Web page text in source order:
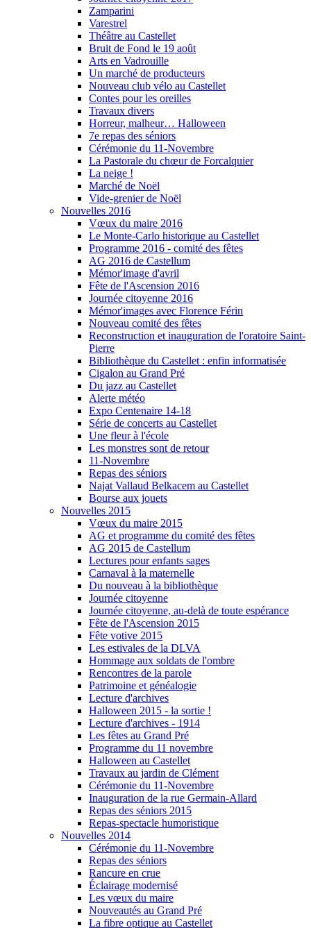
Zamparini
Varestrel
Théâtre au Castellet
Bruit de Fond le 19 août
Arts en Vadrouille
Un marché de producteurs
Nouveau club vélo au Castellet
Contes pour les oreilles
Travaux divers
Horreur, malheur… Halloween
7e repas des séniors
Cérémonie du 11-Novembre
La Pastorale du chœur de Forcalquier
La neige !
Marché de Noël
Vide-grenier de Noël
Nouvelles 2016
Vœux du maire 2016
Le Monte-Carlo historique au Castellet
Programme 2016 - comité des fêtes
AG 2016 de Castellum
Mémor'image d'avril
Fête de l'Ascension 2016
Journée citoyenne 2016
Mémor'images avec Florence Férin
Nouveau comité des fêtes
Reconstruction et inauguration de l'oratoire Saint-
Pierre
Bibliothèque du Castellet : enfin informatisée
Cigalon au Grand Pré
Du jazz au Castellet
Alerte météo
Expo Centenaire 14-18
Série de concerts au Castellet
Une fleur à l'école
Les monstres sont de retour
11-Novembre
Repas des séniors
Najat Vallaud Belkacem au Castellet
Bourse aux jouets
Nouvelles 2015
Vœux du maire 2015
AG et programme du comité des fêtes
AG 2015 de Castellum
Lectures pour enfants sages
Carnaval à la maternelle
Du nouveau à la bibliothèque
Journée citoyenne
Journée citoyenne, au-delà de toute espérance
Fête de l'Ascension 2015
Fête votive 2015
Les estivales de la DLVA
Hommage aux soldats de l'ombre
Rencontres de la parole
Patrimoine et généalogie
Lecture d'archives
Halloween 2015 - la sortie !
Lecture d'archives - 1914
Les fêtes au Grand Pré
Programme du 11 novembre
Halloween au Castellet
Travaux au jardin de Clément
Cérémonie du 11-Novembre
Inauguration de la rue Germain-Allard
Repas des séniors 2015
Repas-spectacle humoristique
Nouvelles 2014
Cérémonie du 11-Novembre
Repas des séniors
Rancure en crue
Éclairage modernisé
Les vœux du maire
Nouveautés au Grand Pré
La fibre optique au Castellet